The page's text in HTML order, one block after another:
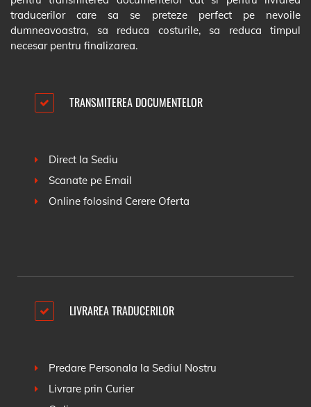
traducerilor care sa se preteze perfect pe nevoile
dumneavoastra, sa reduca costurile, sa reduca timpul
necesar pentru finalizarea.
TRANSMITEREA DOCUMENTELOR
Direct la Sediu
Scanate pe Email
Online folosind Cerere Oferta
LIVRAREA TRADUCERILOR
Predare Personala la Sediul Nostru
Livrare prin Curier